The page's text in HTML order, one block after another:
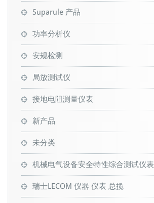
Suparule 产品
功率分析仪
安规检测
局放测试仪
接地电阻测量仪表
新产品
未分类
机械电气设备安全特性综合测试仪表
瑞士LECOM 仪器 仪表 总揽